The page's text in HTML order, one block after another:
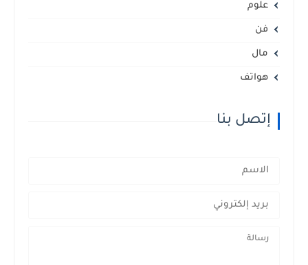
علوم
فن
مال
هواتف
إتصل بنا